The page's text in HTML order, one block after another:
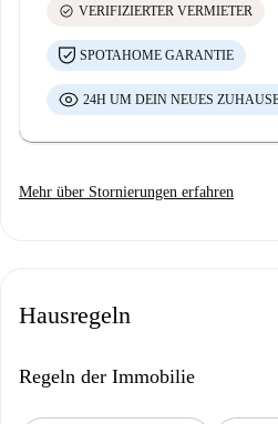
check_circle VERIFIZIERTER VERMIETER
SPOTAHOME GARANTIE
24H UM DEIN NEUES
Mehr über Stornierungen erfahren
Hausregeln
Regeln der Immobilie